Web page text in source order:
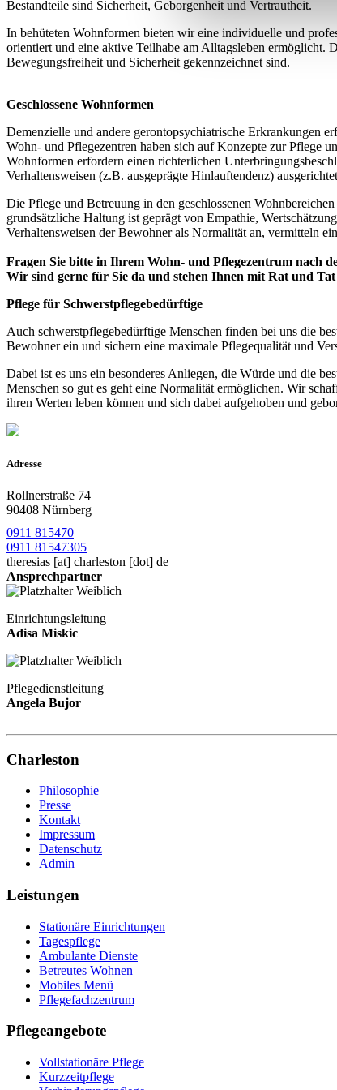
Bestandteile sind Sicherheit, Geborgenheit und Vertrautheit.
In behüteten Wohnformen bieten wir eine individuelle und
orientiert und eine aktive Teilhabe am Alltagsleben ermöglicht.
Bewegungsfreiheit und Sicherheit gekennzeichnet sind.
Geschlossene Wohnformen
Demenzielle und andere gerontopsychiatrische Erkrankungen
Wohn- und Pflegezentren haben sich auf Konzepte zur Pflege
Wohnformen erfordern einen richterlichen
Verhaltensweisen (z.B. ausgeprägte Hinlauftendenz)
Die Pflege und Betreuung in den geschlossenen
grundsätzliche Haltung ist geprägt von Empathie,
Verhaltensweisen der Bewohner als Normalität an, vermitteln
Fragen Sie bitte in Ihrem Wohn- und Pflegezentrum nach
Wir sind gerne für Sie da und stehen Ihnen mit Rat und Tat
Pflege für Schwerstpflegebedürftige
Auch schwerstpflegebedürftige Menschen finden bei uns die
Bewohner ein und sichern eine maximale Pflegequalität und
Dabei ist es uns ein besonderes Anliegen, die Würde und die
Menschen so gut es geht eine Normalität ermöglichen. Wir
ihren Werten leben können und sich dabei aufgehoben und
Adresse
Rollnerstraße 74
90408 Nürnberg
0911 815470
0911 81547305
theresias [at] charleston [dot] de
Ansprechpartner
Einrichtungsleitung
Adisa Miskic
Pflegedienstleitung
Angela Bujor
Charleston
Philosophie
Presse
Kontakt
Impressum
Datenschutz
Admin
Leistungen
Stationäre Einrichtungen
Tagespflege
Ambulante Dienste
Betreutes Wohnen
Mobiles Menü
Pflegefachzentrum
Pflegeangebote
Vollstationäre Pflege
Kurzzeitpflege